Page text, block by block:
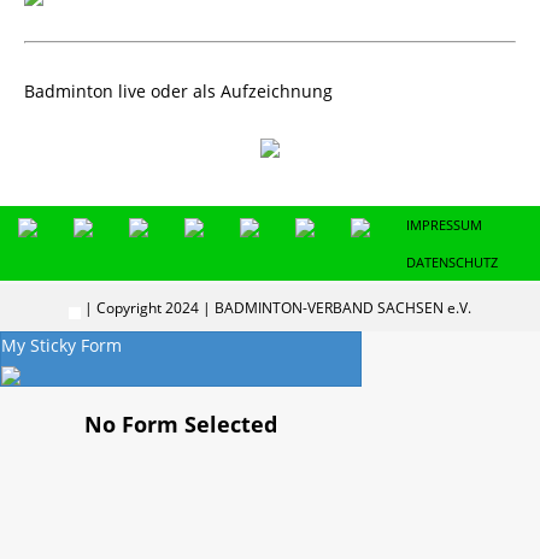
Badminton live oder als Aufzeichnung
IMPRESSUM
DATENSCHUTZ
| Copyright 2024 | BADMINTON-VERBAND SACHSEN e.V.
My Sticky Form
No Form Selected